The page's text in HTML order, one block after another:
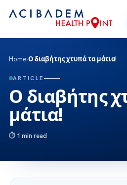
Home›Ο διαβήτης χτυπά τα μάτια!
ARTICLE
Ο διαβήτης
μάτια!
1 min read